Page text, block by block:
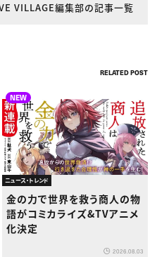
VILLAGE編集部の記事一覧
RELATED POST
NEW
ニュース・トレンド
金の力で世界を救う商人の物
語がコミカライズ&TVアニメ
化決定
2026.08.03